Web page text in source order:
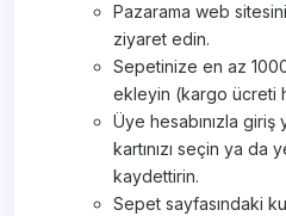
Pazarama web
ziyaret edin.
Sepetinize en az
ekleyin (kargo ücreti
Üye hesabınızla giriş
kartınızı seçin ya da
kaydettirin.
Sepet sayfasındaki